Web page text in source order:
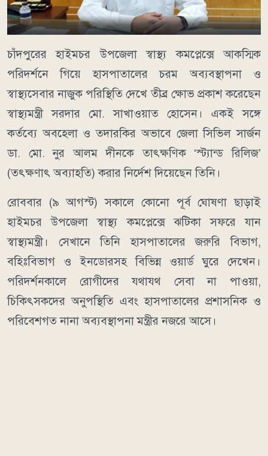
চাঁদপুরের হাইমচর উপজেলা স্বাস্থ্য কমপ্লেক্সে আকস্মিক
পরিদর্শনে গিয়ে হাসপাতালের চরম অব্যবস্থাপনা ও
স্বাস্থ্যসেবার নাজুক পরিস্থিতি দেখে তীব্র ক্ষোভ প্রকাশ করেছেন
স্বাস্থ্যমন্ত্রী সরদার মো. সাখাওয়াত হোসেন। একই সঙ্গে
কর্তব্যে অবহেলা ও তদারকির অভাবে জেলা সিভিল সার্জন
ডা. মো. নুর আলম দীনকে তাৎক্ষণিক ‘স্ট্যান্ড রিলিজ’
(তৎক্ষণাৎ অব্যাহতি) করার নির্দেশ দিয়েছেন তিনি।
রোববার (৯ আগস্ট) সকালে কোনো পূর্ব ঘোষণা ছাড়াই
হাইমচর উপজেলা স্বাস্থ্য কমপ্লেক্সে ঝটিকা সফরে যান
স্বাস্থ্যমন্ত্রী। সেখানে তিনি হাসপাতালের জরুরি বিভাগ,
বহিঃবিভাগ ও ইনডোরসহ বিভিন্ন ওয়ার্ড ঘুরে দেখেন।
পরিদর্শনকালে রোগীদের যথাযথ সেবা না পাওয়া,
চিকিৎসকদের অনুপস্থিতি এবং হাসপাতালের প্রশাসনিক ও
পরিবেশগত নানা অব্যবস্থাপনা মন্ত্রীর নজরে আসে।